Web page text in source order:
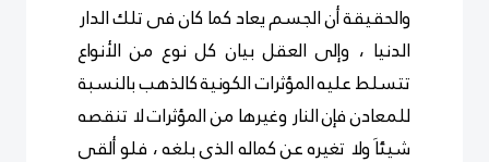
والحقيقة أن الجسم يعاد كما كان فى تلك الدار
الدنيا ، وإلى العقل بيان كل نوع من الأنواع
تتسلط عليه المؤثرات الكونية كالذهب بالنسبة
للمعادن فإن النار وغيرها من المؤثرات لا تنقصه
شيئاَ ولا تغيره عن كماله الذى بلغه ، فلو ألقى